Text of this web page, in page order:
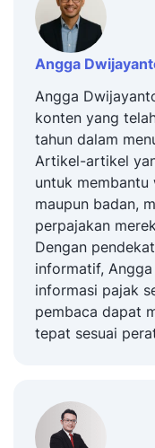
Angga
Angga
konten yang
tahun dalam
Artikel-artikel
untuk
maupun badan,
perpajakan
Dengan
informatif,
informasi pajak
pembaca dapat
tepat sesuai